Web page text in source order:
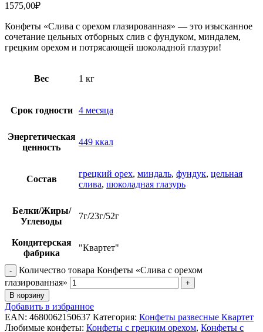
1575,00₽
Конфеты «Слива с орехом глазированная» — это изысканное
сочетание цельных отборных слив с фундуком, миндалем,
грецким орехом и потрясающей шоколадной глазури!
Вес 1 кг
Срок годности 4 месяца
Энергетическая
ценность
449 ккал
Состав
грецкий орех, миндаль, фундук, цельная
слива, шоколадная глазурь
Белки/Жиры/
Углеводы
7г/23г/52г
Кондитерская
фабрика
"Квартет"
Количество товара Конфеты «Слива с орехом
глазированная»
В корзину
Добавить в избранное
EAN: 4680062150637 Категория: Конфеты развесные Квартет
Любимые конфеты: Конфеты с грецким орехом, Конфеты с